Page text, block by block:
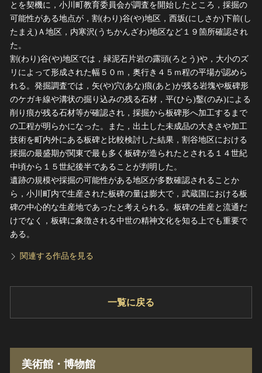
とを契機に，小川町教育委員会が調査を開始したところ，採掘の
可能性がある地点が，割(わり)谷(や)地区，西坂(にしさか)下前(し
たまえ)Ａ地区，内寒沢(うちかんざわ)地区など１９箇所確認され
た。
割(わり)谷(や)地区では，緑泥石片岩の露頭(ろとう)や，大小のズ
リによって形成された幅５０ｍ，奥行き４５ｍ程の平場が認めら
れる。発掘調査では，矢(や)穴(あな)痕(あと)が残る岩塊や板碑形
のケガキ線や溝状の掘り込みの残る石材，平(ひら)鑿(のみ)による
削り痕が残る石材等が確認され，採掘から板碑形へ加工するまで
の工程が明らかになった。また，出土した未成品の大きさや加工
技術を町内外にある板碑と比較検討した結果，割谷地区における
採掘の最盛期が関東で最も多く板碑が造られたとされる１４世紀
中頃から１５世紀後半であることが判明した。
遺跡の規模や採掘の可能性がある地区が多数確認されることか
ら，小川町内で生産された板碑の量は膨大で，武蔵国における板
碑の中心的な生産地であったと考えられる。板碑の生産と流通だ
けでなく，板碑に象徴される中世の精神文化を知る上でも重要で
ある。
関連する作品を見る
一覧に戻る
美術館・博物館